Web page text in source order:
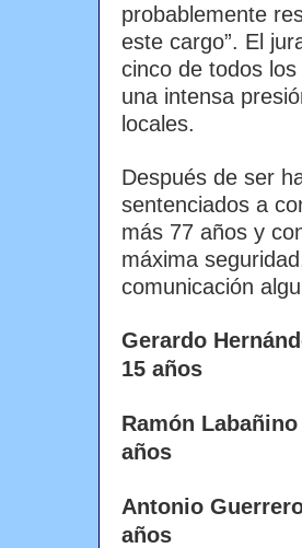
probablemente
este cargo”. El
cinco de todos
una intensa
locales.
Después de ser
sentenciados a
más 77 años y
máxima
comunicación
Gerardo
15 años
Ramón
años
Antonio
años